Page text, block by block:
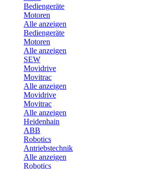
Bediengeräte
Motoren
Alle anzeigen
Bediengeräte
Motoren
Alle anzeigen
SEW
Movidrive
Movitrac
Alle anzeigen
Movidrive
Movitrac
Alle anzeigen
Heidenhain
ABB
Robotics
Antriebstechnik
Alle anzeigen
Robotics